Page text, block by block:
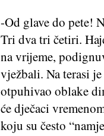
-Od glave do pete!
Tri dva tri četiri.
na vrijeme,
vježbali. Na terasi
otpuhivao oblake
će dječaci
koju su često